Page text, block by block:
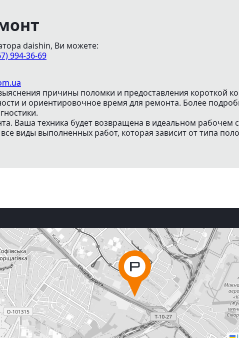
daishin, Ви можете:
994-36-69
причины поломки и предоставления короткой
и ориентировочное время для ремонта. Более
Ваша техника будет возвращена в идеальном рабочем
виды выполненных работ, которая зависит от типа